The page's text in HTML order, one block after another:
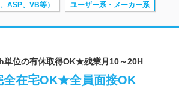
ASP、VB等） ユーザー系・メーカー系
位の有休取得OK★残業月10～20H
全在宅OK★全員面接OK